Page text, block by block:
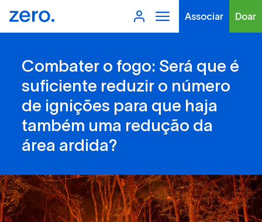
Associar Doar
Tipo de conteúdo
Filtros
Combater o fogo: Será que é
suficiente reduzir o número
de ignições para que haja
também uma redução da
área ardida?